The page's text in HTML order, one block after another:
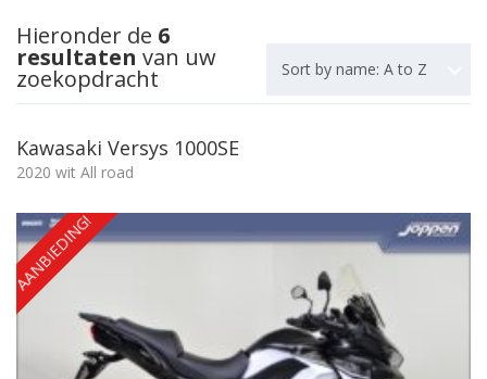
Hieronder de 6
resultaten van uw
zoekopdracht Sort by name: A to Z
Kawasaki Versys 1000SE
2020 wit All road
AANBIEDING!